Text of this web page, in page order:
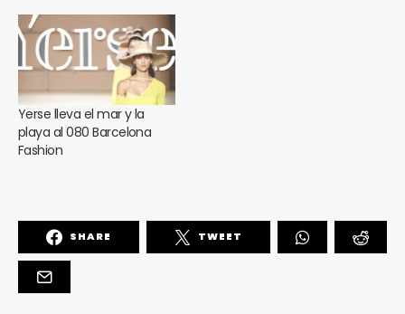
Yerse lleva el mar y la
playa al 080 Barcelona
Fashion
SHARE TWEET